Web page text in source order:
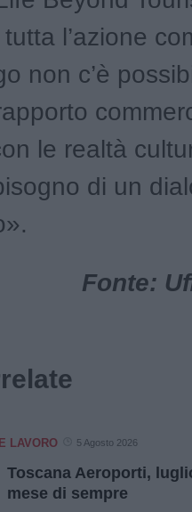
l’azione
non c’è
le realtà
di un
Fonte:
LAVORO 5 Agosto 2026
Toscana Aeroporti,
mese di sempre